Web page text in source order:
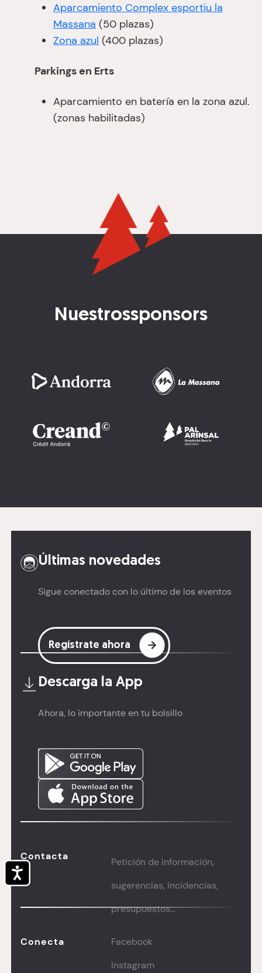
Aparcamiento Complex esportiu la
Massana (50 plazas)
Zona azul (400 plazas)
Parkings en Erts
Aparcamiento en batería en la zona azul.
(zonas habilitadas)
Nuestrossponsors
Últimas novedades
Sigue conectado con lo último de los eventos
Regístrate ahora
Descarga la App
Ahora, lo importante en tu bolsillo
Contacta
Petición de información,
sugerencias, incidencias,
presupuestos...
Conecta
Facebook
Instagram